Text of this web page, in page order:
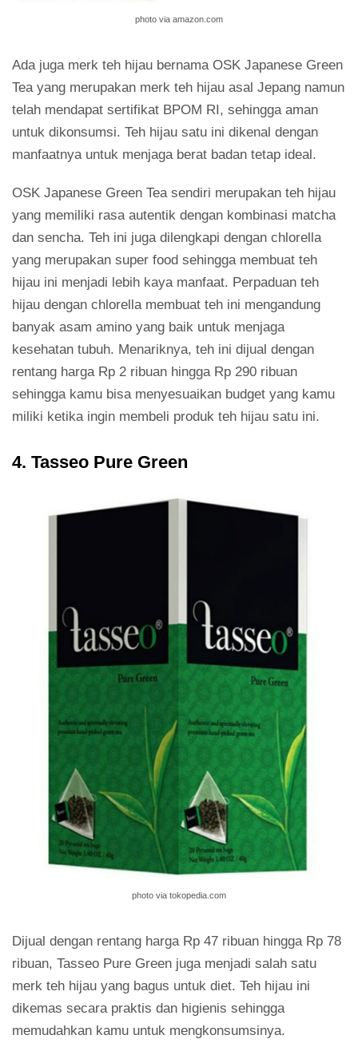
photo via amazon.com
Ada juga merk teh hijau bernama OSK Japanese Green
Tea yang merupakan merk teh hijau asal Jepang namun
telah mendapat sertifikat BPOM RI, sehingga aman
untuk dikonsumsi. Teh hijau satu ini dikenal dengan
manfaatnya untuk menjaga berat badan tetap ideal.
OSK Japanese Green Tea sendiri merupakan teh hijau
yang memiliki rasa autentik dengan kombinasi matcha
dan sencha. Teh ini juga dilengkapi dengan chlorella
yang merupakan super food sehingga membuat teh
hijau ini menjadi lebih kaya manfaat. Perpaduan teh
hijau dengan chlorella membuat teh ini mengandung
banyak asam amino yang baik untuk menjaga
kesehatan tubuh. Menariknya, teh ini dijual dengan
rentang harga Rp 2 ribuan hingga Rp 290 ribuan
sehingga kamu bisa menyesuaikan budget yang kamu
miliki ketika ingin membeli produk teh hijau satu ini.
4. Tasseo Pure Green
photo via tokopedia.com
Dijual dengan rentang harga Rp 47 ribuan hingga Rp 78
ribuan, Tasseo Pure Green juga menjadi salah satu
merk teh hijau yang bagus untuk diet. Teh hijau ini
dikemas secara praktis dan higienis sehingga
memudahkan kamu untuk mengkonsumsinya.